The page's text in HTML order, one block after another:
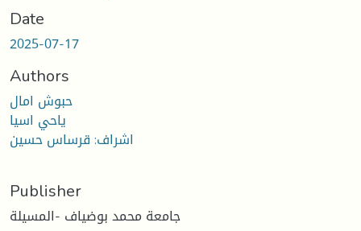
Date
2025-07-17
Authors
حبوش امال
ياحي اسيا
اشراف: قرساس حسين
Publisher
جامعة محمد بوضياف -المسيلة